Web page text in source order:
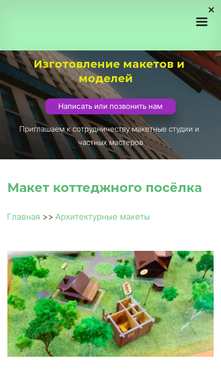
Изготовление макетов и
моделей
Написать или позвонить нам
Приглашаем к сотрудничеству макетные студии и
частных мастеров
Макет коттеджного посёлка
Главная >> Архитектурные макеты